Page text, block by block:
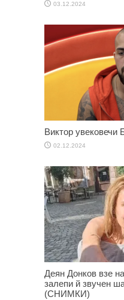
03.12.2024
Виктор увековечи
02.12.2024
Деян Донков взе
залепи й звучен
(СНИМКИ)